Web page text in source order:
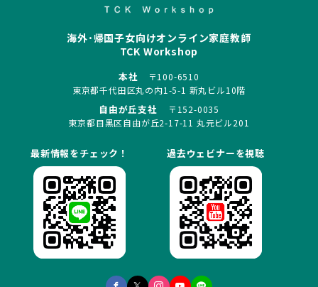
海外･帰国子女向けオンライン家庭教師
TCK Workshop
本社
〒100-6510
東京都千代田区丸の内1-5-1 新丸ビル10階
自由が丘支社
〒152-0035
東京都目黒区自由が丘2-17-11 丸元ビル201
最新情報をチェック！ 過去ウェビナーを視聴